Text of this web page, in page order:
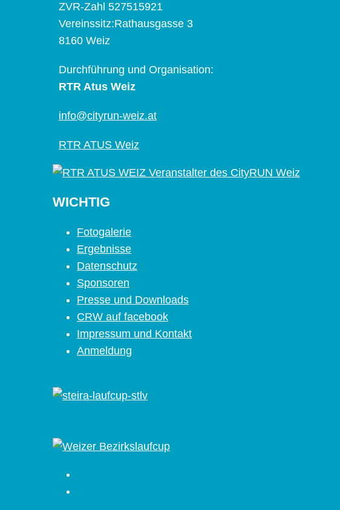
ZVR-Zahl 527515921
Vereinssitz:Rathausgasse 3
8160 Weiz
Durchführung und Organisation:
RTR Atus Weiz
info@cityrun-weiz.at
RTR ATUS Weiz
WICHTIG
Fotogalerie
Ergebnisse
Datenschutz
Sponsoren
Presse und Downloads
CRW auf facebook
Impressum und Kontakt
Anmeldung